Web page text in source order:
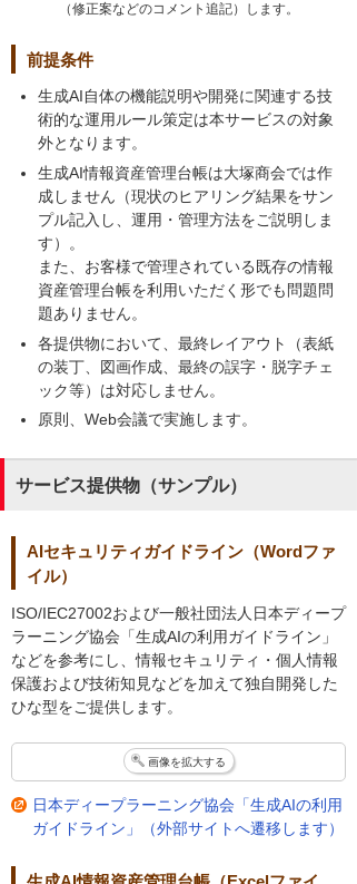
（修正案などのコメント追記）します。
前提条件
生成AI自体の機能説明や開発に関連する技
術的な運用ルール策定は本サービスの対象
外となります。
生成AI情報資産管理台帳は大塚商会では作
成しません（現状のヒアリング結果をサン
プル記入し、運用・管理方法をご説明しま
す）。
また、お客様で管理されている既存の情報
資産管理台帳を利用いただく形でも問題問
題ありません。
各提供物において、最終レイアウト（表紙
の装丁、図画作成、最終の誤字・脱字チェ
ック等）は対応しません。
原則、Web会議で実施します。
サービス提供物（サンプル）
AIセキュリティガイドライン（Wordファ
イル）
ISO/IEC27002および一般社団法人日本ディープ
ラーニング協会「生成AIの利用ガイドライン」
などを参考にし、情報セキュリティ・個人情報
保護および技術知見などを加えて独自開発した
ひな型をご提供します。
画像を拡大する
日本ディープラーニング協会「生成AIの利用
ガイドライン」（外部サイトへ遷移します）